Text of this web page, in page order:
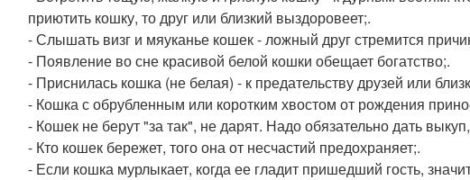
приютить кошку, то друг или близкий выздоровеет;.
- Слышать визг и мяуканье кошек - ложный друг стремится
- Появление во сне красивой белой кошки обещает богатство;.
- Приснилась кошка (не белая) - к предательству друзей или
- Кошка с обрубленным или коротким хвостом от рождения
- Кошек не берут "за так", не дарят. Надо обязательно дать
- Кто кошек бережет, того она от несчастий предохраняет;.
- Если кошка мурлыкает, когда ее гладит пришедший гость,